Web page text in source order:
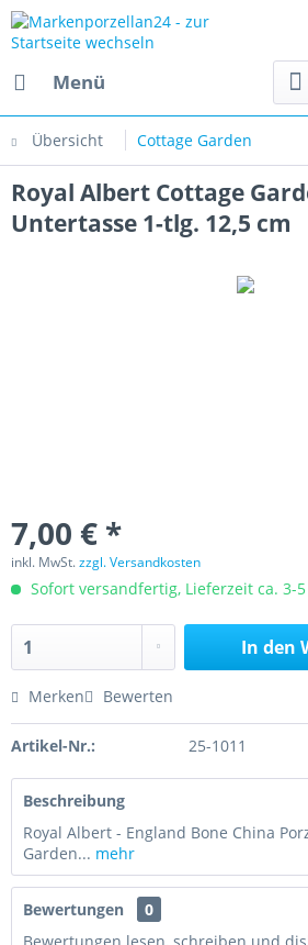
Menü
Übersicht Cottage Garden
Royal Albert Cottage
Untertasse 1-tlg. 12,5 cm
7,00 € *
inkl. MwSt.zzgl. Versandkosten
Sofort versandfertig, Lieferzeit ca. 3-
In den
Merken Bewerten
Artikel-Nr.: 25-1011
Beschreibung
Royal Albert - England Bone China
Garden... mehr
Bewertungen
0